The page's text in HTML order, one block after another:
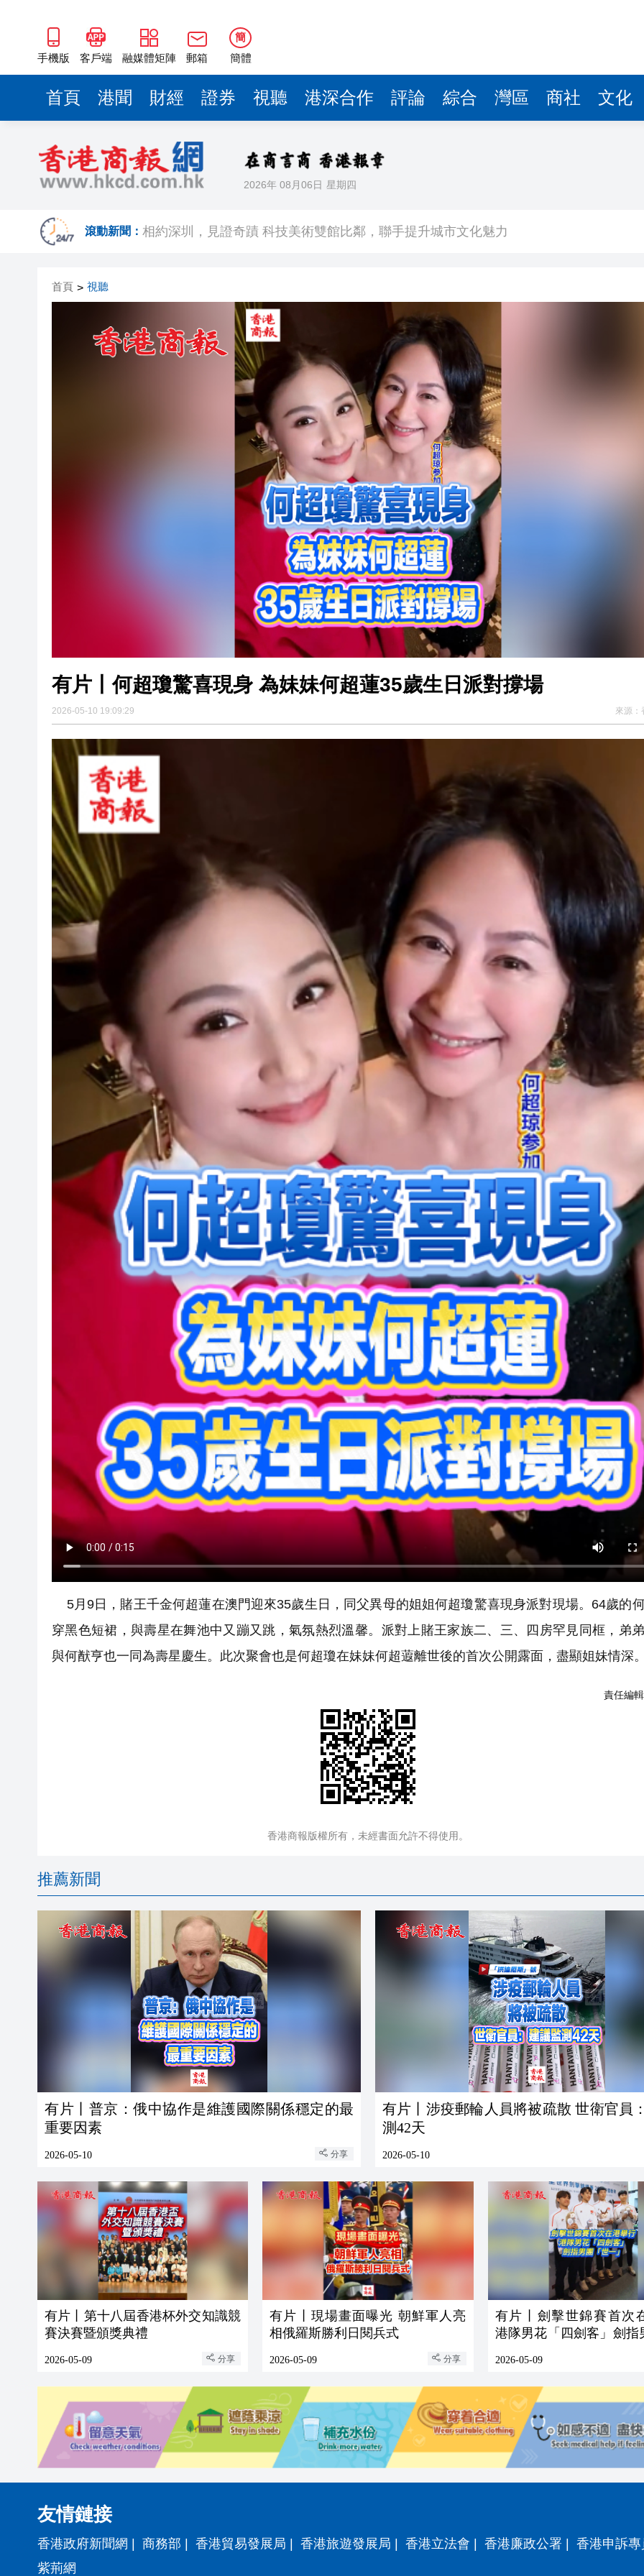
手機版 客戶端 融媒體矩陣 郵箱
簡
簡體
首頁 港聞 財經 證券 視聽 港深合作 評論 綜合 灣區 商社 文化
2026年 08月06日 星期四
滾動新聞：
相約深圳，見證奇蹟 科技美術雙館比鄰，聯手提升城市文化魅力
美股觀望非農數據 道指跌逾百點
有片丨孕婦羊水破裂即將臨盆 正遇晚高峰 情況危急 鐵騎交警一路開道護送
東涌巴士撞電單車 巴士司機涉危駕被捕
有片丨清淡不等於吃素！ 清淡飲食正在毀掉很多老人的晚年健康
首頁 > 視聽
有片丨何超瓊驚喜現身 為妹妹何超蓮35歲生日派對撐場
2026-05-10 19:09:29 來源：
5月9日，賭王千金何超蓮在澳門迎來35歲生日，同父異母的姐姐何超瓊驚喜現身派對現場。64歲的
穿黑色短裙，與壽星在舞池中又蹦又跳，氣氛熱烈溫馨。派對上賭王家族二、三、四房罕見同框，弟
與何猷亨也一同為壽星慶生。此次聚會也是何超瓊在妹妹何超蕸離世後的首次公開露面，盡顯姐妹情深
責任編
香港商報版權所有，未經書面允許不得使用。
推薦新聞
有片丨普京：俄中協作是維護國際關係穩定的最
重要因素
2026-05-10 分享
有片丨涉疫郵輪人員將被疏散 世衛官員
測42天
2026-05-10
有片丨第十八屆香港杯外交知識競
賽決賽暨頒獎典禮
2026-05-09 分享
有片丨現場畫面曝光 朝鮮軍人亮
相俄羅斯勝利日閱兵式
2026-05-09 分享
有片丨劍擊世錦賽首次
港隊男花「四劍客」劍指
2026-05-09
友情鏈接
香港政府新聞網 商務部 香港貿易發展局 香港旅遊發展局 香港立法會 香港廉政公署
香港申訴
紫荊網